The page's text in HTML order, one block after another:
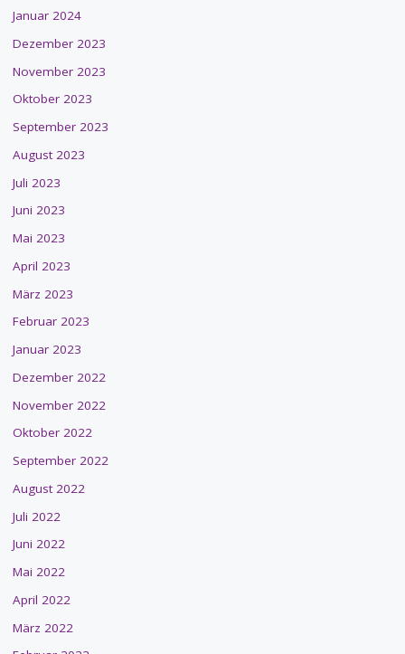
Januar 2024
Dezember 2023
November 2023
Oktober 2023
September 2023
August 2023
Juli 2023
Juni 2023
Mai 2023
April 2023
März 2023
Februar 2023
Januar 2023
Dezember 2022
November 2022
Oktober 2022
September 2022
August 2022
Juli 2022
Juni 2022
Mai 2022
April 2022
März 2022